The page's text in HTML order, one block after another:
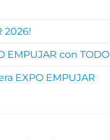
2026!
EMPUJAR con TODO
EXPO EMPUJAR